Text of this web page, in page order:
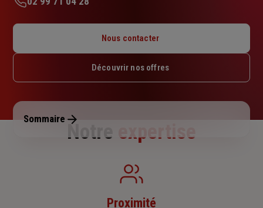
étoiles
Mardi : 09h – 12h / 14h – 18h
Jeudi : 09h – 12h / 14h – 18h
Dimanche : Fermé
Nous contacter
Découvrir nos offres
Sommaire
Notre expertise
Proximité